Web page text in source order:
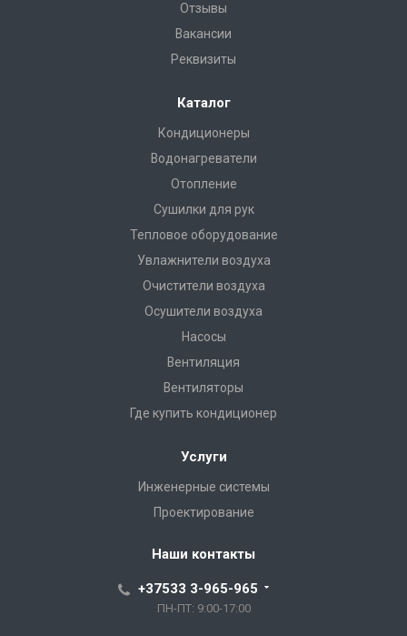
Отзывы
Вакансии
Реквизиты
Каталог
Кондиционеры
Водонагреватели
Отопление
Сушилки для рук
Тепловое оборудование
Увлажнители воздуха
Очистители воздуха
Осушители воздуха
Насосы
Вентиляция
Вентиляторы
Где купить кондиционер
Услуги
Инженерные системы
Проектирование
Наши контакты
+37533 3-965-965
ПН-ПТ: 9:00-17:00